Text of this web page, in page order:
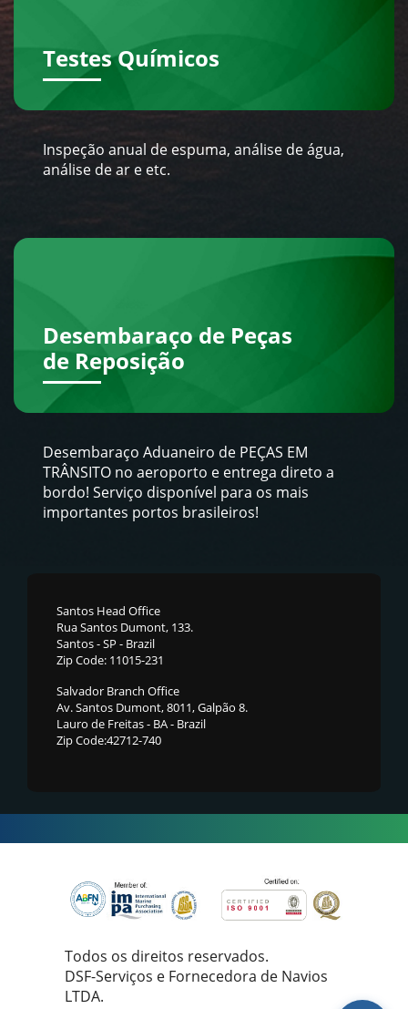
Testes Químicos
Inspeção anual de espuma, análise de água,
análise de ar e etc.
Desembaraço de Peças
de Reposição
Desembaraço Aduaneiro de PEÇAS EM
TRÂNSITO no aeroporto e entrega direto a
bordo! Serviço disponível para os mais
importantes portos brasileiros!
Santos Head Office
Rua Santos Dumont, 133.
Santos - SP - Brazil
Zip Code: 11015-231
Salvador Branch Office
Av. Santos Dumont, 8011, Galpão 8.
Lauro de Freitas - BA - Brazil
Zip Code:42712-740
Todos os direitos reservados.
DSF-Serviços e Fornecedora de Navios
LTDA.